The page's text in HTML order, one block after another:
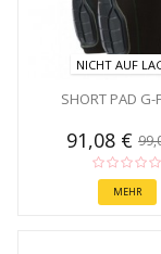
NICHT AUF
SHORT PAD G-
91,08 €
MEHR